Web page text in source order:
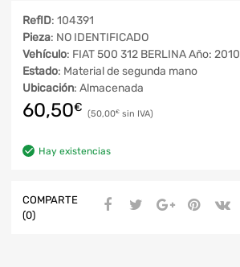
RefID: 104391
Pieza: NO IDENTIFICADO
Vehículo: FIAT 500 312 BERLINA Año: 2010
Estado: Material de segunda mano
Ubicación: Almacenada
60,50€ 50,00€
Hay existencias
COMPARTE
(0)